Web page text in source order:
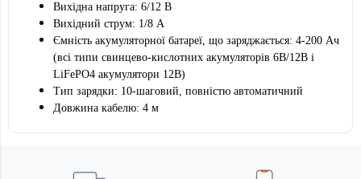
Вихідна напруга: 6/12 В
Вихідний струм: 1/8 А
Ємність акумуляторної батареї, що заряджається: 4-200 Ач
(всі типи свинцево-кислотних акумуляторів 6В/12В і
LiFePO4 акумулятори 12В)
Тип зарядки: 10-шаговий, повністю автоматичний
Довжина кабелю: 4 м